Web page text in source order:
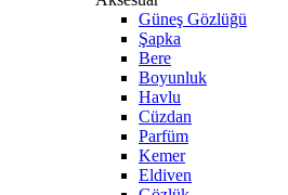
Güneş Gözlüğü
Şapka
Bere
Boyunluk
Havlu
Cüzdan
Parfüm
Kemer
Eldiven